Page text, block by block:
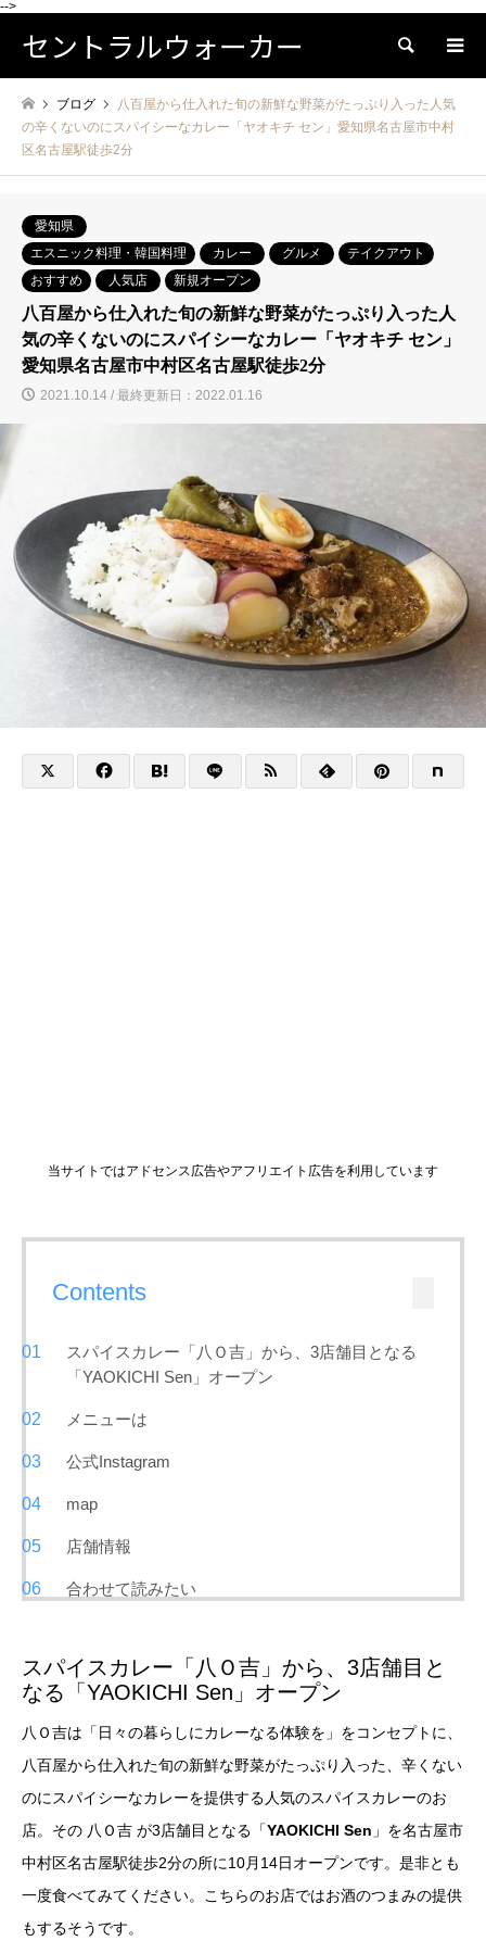
-->
セントラルウォーカー 検索
ブログ
八百屋から仕入れた旬の新鮮な野菜がたっぷり入った人気
の辛くないのにスパイシーなカレー「ヤオキチ セン」愛知県名古屋市中村
区名古屋駅徒歩2分
愛知県
エスニック料理・韓国料理
カレー グルメ
テイクアウト
おすすめ
人気店 新規オープン
八百屋から仕入れた旬の新鮮な野菜がたっぷり入った人
気の辛くないのにスパイシーなカレー「ヤオキチ セン」
愛知県名古屋市中村区名古屋駅徒歩2分
2021.10.14 / 最終更新日：2022.01.16
当サイトではアドセンス広告やアフリエイト広告を利用しています
Contents
スパイスカレー「八Ｏ吉」から、3店舗目となる
「YAOKICHI Sen」オープン
メニューは
公式Instagram
map
店舗情報
合わせて読みたい
スパイスカレー「八Ｏ吉」から、3店舗目と
なる「YAOKICHI Sen」オープン
八Ｏ吉は「日々の暮らしにカレーなる体験を」をコンセプトに、
八百屋から仕入れた旬の新鮮な野菜がたっぷり入った、辛くない
のにスパイシーなカレーを提供する人気のスパイスカレーのお
店。その 八Ｏ吉 が3店舗目となる「YAOKICHI Sen 」を名古屋市
中村区名古屋駅徒歩2分の所に10月14日オープンです。是非とも
一度食べてみてください。こちらのお店ではお酒のつまみの提供
もするそうです。